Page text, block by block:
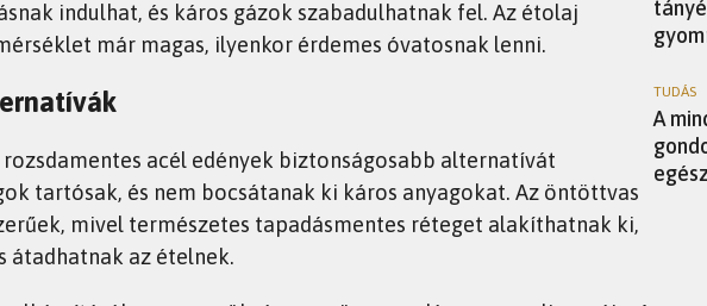
indulhat, és káros gázok szabadulhatnak fel. Az étolaj
már magas, ilyenkor érdemes óvatosnak lenni.
acél edények biztonságosabb alternatívát
tartósak, és nem bocsátanak ki káros anyagokat. Az öntöttvas
mivel természetes tapadásmentes réteget alakíthatnak ki,
átadhatnak az ételnek.
TUDÁS
A